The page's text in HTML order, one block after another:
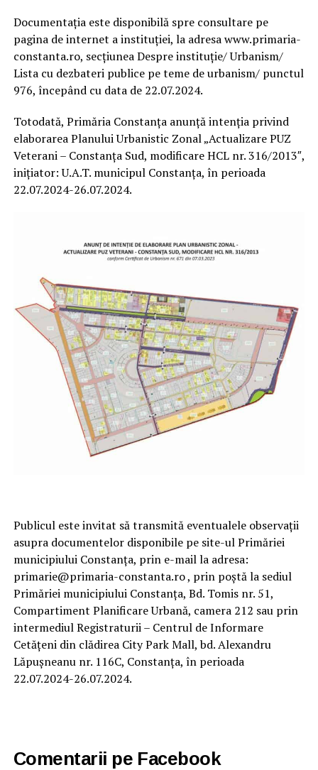
Documentația este disponibilă spre consultare pe
pagina de internet a instituției, la adresa www.primaria-
constanta.ro, secțiunea Despre instituție/ Urbanism/
Lista cu dezbateri publice pe teme de urbanism/ punctul
976, începând cu data de 22.07.2024.
Totodată, Primăria Constanța anunță intenția privind
elaborarea Planului Urbanistic Zonal „Actualizare PUZ
Veterani – Constanța Sud, modificare HCL nr. 316/2013″,
inițiator: U.A.T. municipul Constanța, în perioada
22.07.2024-26.07.2024.
Publicul este invitat să transmită eventualele observații
asupra documentelor disponibile pe site-ul Primăriei
municipiului Constanța, prin e-mail la adresa:
primarie@primaria-constanta.ro , prin poștă la sediul
Primăriei municipiului Constanța, Bd. Tomis nr. 51,
Compartiment Planificare Urbană, camera 212 sau prin
intermediul Registraturii – Centrul de Informare
Cetățeni din clădirea City Park Mall, bd. Alexandru
Lăpușneanu nr. 116C, Constanța, în perioada
22.07.2024-26.07.2024.
Comentarii pe Facebook